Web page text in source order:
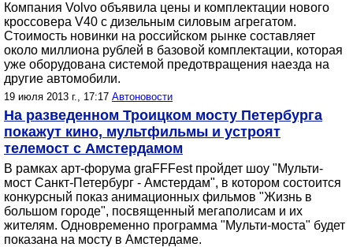
Компания Volvo объявила цены и комплектации нового
кроссовера V40 с дизельным силовым агрегатом.
Стоимость новинки на российском рынке составляет
около миллиона рублей в базовой комплектации, которая
уже оборудована системой предотвращения наезда на
другие автомобили.
19 июля 2013 г., 17:17 Автоновости
На разведенном Троицком мосту Петербурга
покажут кино, мультфильмы и устроят
телемост с Амстердамом
В рамках арт-форума graFFFest пройдет шоу "Мульти-
мост Санкт-Петербург - Амстердам", в котором состоится
конкурсный показ анимационных фильмов "Жизнь в
большом городе", посвященный мегаполисам и их
жителям. Одновременно программа "Мульти-моста" будет
показана на мосту в Амстердаме.